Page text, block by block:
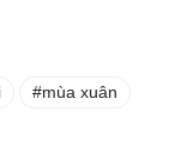
mùa xuân